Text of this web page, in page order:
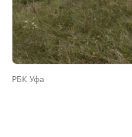
РБК Уфа